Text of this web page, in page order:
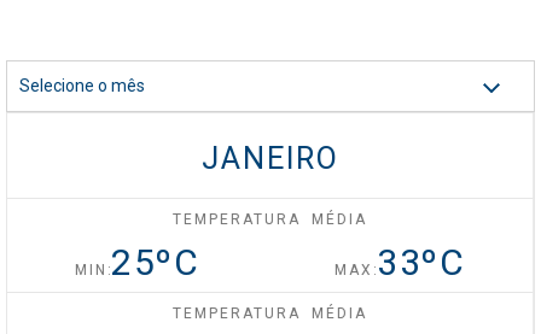
Silhouette®
Solstice®
Summit®
Selecione o mês
JANEIRO
TEMPERATURA MÉDIA
MIN:25ºC MAX: 33ºC
TEMPERATURA MÉDIA